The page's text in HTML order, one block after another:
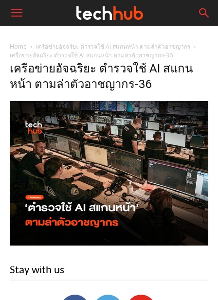
Home
เครือข่ายอัจฉริยะ ตำรวจใช้ AI สแกนหน้า ตามล่าตัวอาชญากร
เครือข่ายอัจฉริยะ ตำรวจใช้ AI สแกนหน้า ตามล่าตัวอาชญากร-36
เครือข่ายอัจฉริยะ ตำรวจใช้ AI สแกน
หน้า ตามล่าตัวอาชญากร-36
Stay with us